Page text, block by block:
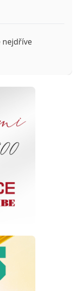
nejdříve